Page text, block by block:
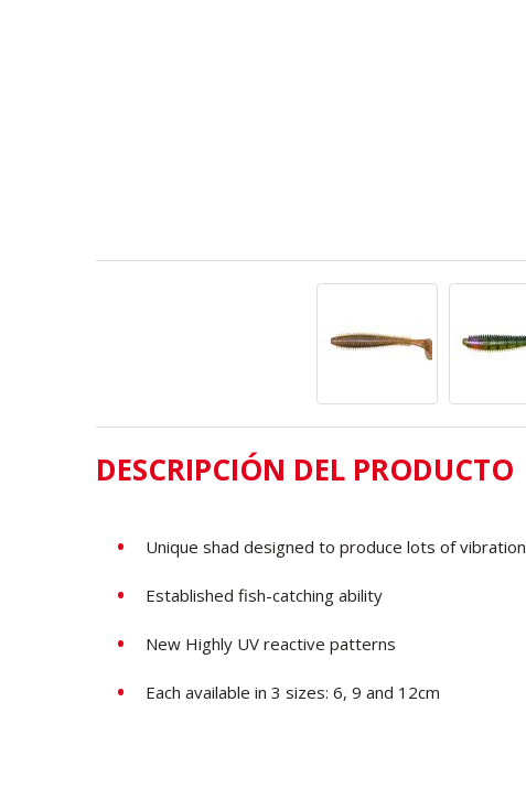
DESCRIPCIÓN DEL PRODUCTO
Unique shad designed to produce lots of vibration
Established fish-catching ability
New Highly UV reactive patterns
Each available in 3 sizes: 6, 9 and 12cm